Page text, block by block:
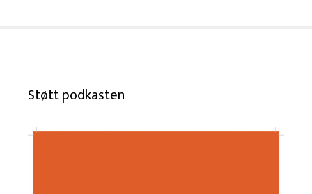
Støtt podkasten